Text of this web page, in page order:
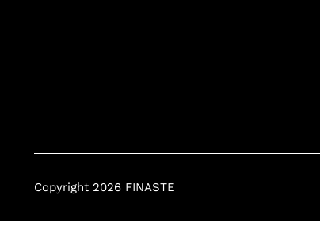
Je ontvangt alle birthstone sieraden in een mooi
Copyright 2026 FINASTE